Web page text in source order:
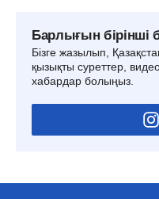
Барлығын бірінші
Бізге жазылып,
қызықты суреттер,
хабардар болыңыз.